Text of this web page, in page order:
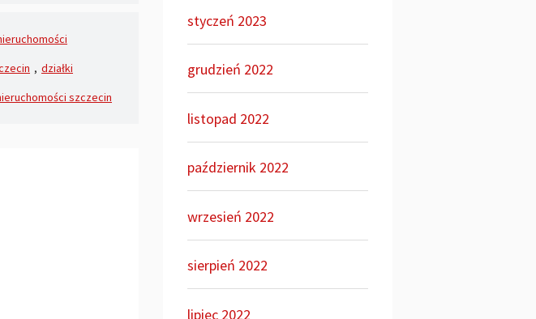
, działki
szczecin
styczeń 2023
grudzień 2022
listopad 2022
październik 2022
wrzesień 2022
sierpień 2022
lipiec 2022